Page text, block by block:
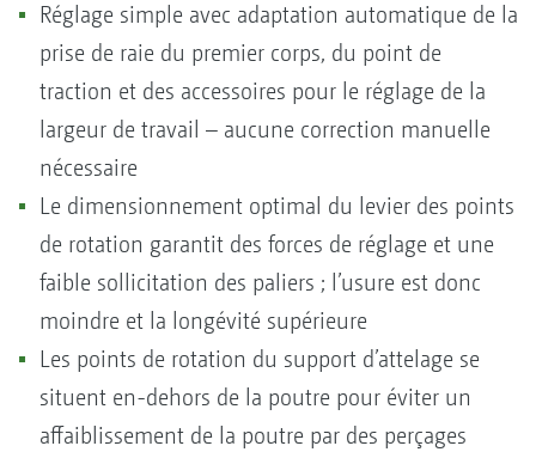
Réglage simple avec adaptation automatique de la
prise de raie du premier corps, du point de
traction et des accessoires pour le réglage de la
largeur de travail – aucune correction manuelle
nécessaire
Le dimensionnement optimal du levier des points
de rotation garantit des forces de réglage et une
faible sollicitation des paliers ; l’usure est donc
moindre et la longévité supérieure
Les points de rotation du support d’attelage se
situent en-dehors de la poutre pour éviter un
affaiblissement de la poutre par des perçages